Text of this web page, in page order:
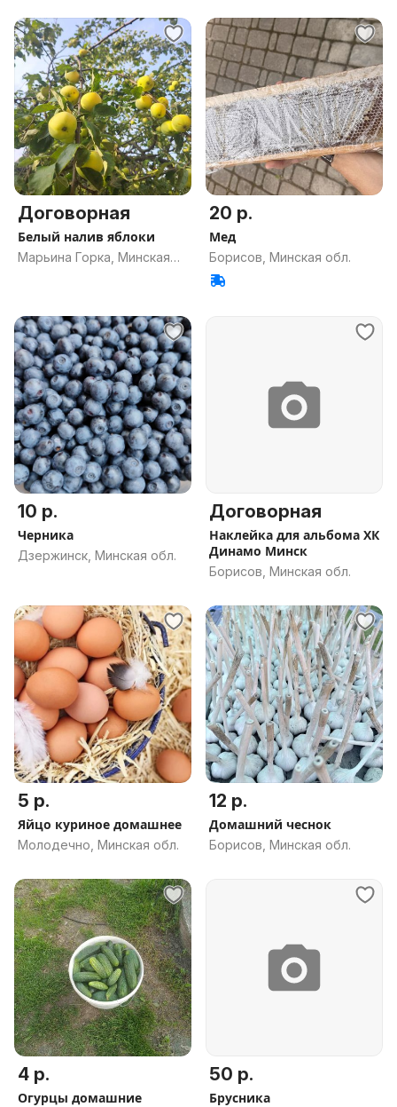
Договорная
Белый налив яблоки
Марьина Горка, Минская
20 р.
Мед
Борисов, Минская обл.
10 р.
Черника
Дзержинск, Минская обл.
Договорная
Наклейка для альбома ХК
Динамо Минск
Борисов, Минская обл.
5 р.
Яйцо куриное домашнее
Молодечно, Минская обл.
12 р.
Домашний чеснок
Борисов, Минская обл.
4 р.
Огурцы домашние
50 р.
Брусника